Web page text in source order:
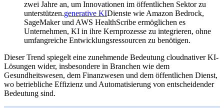
zwei Jahre an, um Innovationen im öffentlichen Sektor zu
unterstützen.generative KIDienste wie Amazon Bedrock,
SageMaker und AWS HealthScribe ermöglichen es
Unternehmen, KI in ihre Kernprozesse zu integrieren, ohne
umfangreiche Entwicklungsressourcen zu benötigen.
Dieser Trend spiegelt eine zunehmende Bedeutung cloudnativer KI-
Lösungen wider, insbesondere in Branchen wie dem
Gesundheitswesen, dem Finanzwesen und dem öffentlichen Dienst,
wo betriebliche Effizienz und Automatisierung von entscheidender
Bedeutung sind.